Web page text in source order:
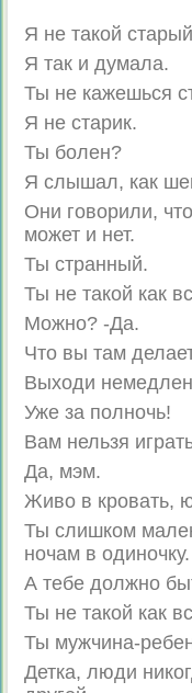
Я не такой
Я так и думала.
Ты не кажешься
Я не старик.
Ты болен?
Я слышал, как
Они говорили,
может и нет.
Ты странный.
Ты не такой как
Можно? -Да.
Что вы там
Выходи
Уже за полночь!
Вам нельзя
Да, мэм.
Живо в кровать,
Ты слишком
ночам в одиночку.
А тебе должно
Ты не такой как
Ты мужчина-
Детка, люди